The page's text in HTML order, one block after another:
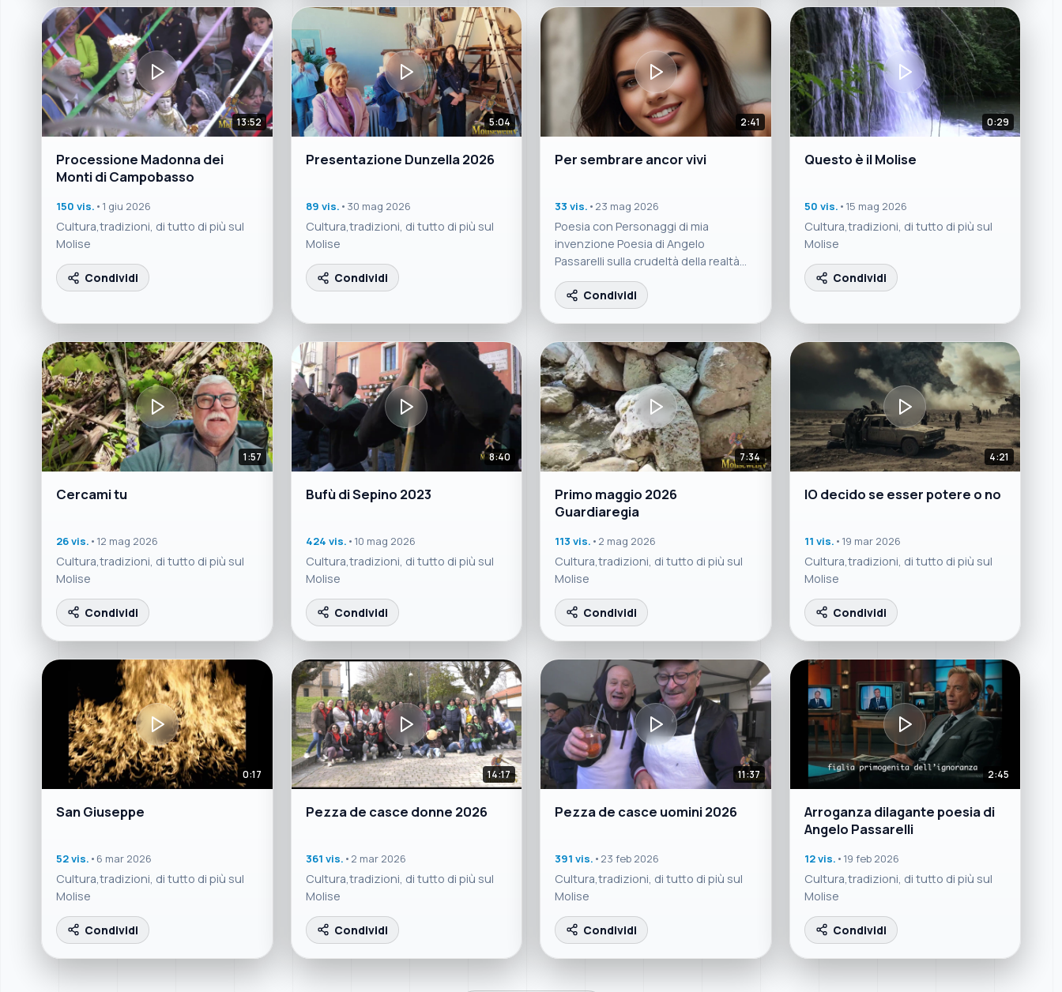
13:52
Processione Madonna dei
Monti di Campobasso
150 vis. • 1 giu 2026
Cultura,tradizioni, di tutto di più sul
Molise
Condividi
5:04
Presentazione Dunzella 2026
89 vis. • 30 mag 2026
Cultura,tradizioni, di tutto di più sul
Molise
Condividi
2:41
Per sembrare ancor vivi
33 vis. • 23 mag 2026
Poesia con Personaggi di mia
invenzione Poesia di Angelo
Passarelli sulla crudeltà della realtà
attuale
Condividi
0:29
Questo è il Molise
50 vis. • 15 mag 2026
Cultura,tradizioni, di tutto di più sul
Molise
Condividi
1:57
Cercami tu
26 vis. • 12 mag 2026
Cultura,tradizioni, di tutto di più sul
Molise
Condividi
8:40
Bufù di Sepino 2023
424 vis. • 10 mag 2026
Cultura,tradizioni, di tutto di più sul
Molise
Condividi
7:34
Primo maggio 2026
Guardiaregia
113 vis. • 2 mag 2026
Cultura,tradizioni, di tutto di più sul
Molise
Condividi
4:21
IO decido se esser potere o no
11 vis. • 19 mar 2026
Cultura,tradizioni, di tutto di più sul
Molise
Condividi
0:17
San Giuseppe
52 vis. • 6 mar 2026
Cultura,tradizioni, di tutto di più sul
Molise
Condividi
14:17
Pezza de casce donne 2026
361 vis. • 2 mar 2026
Cultura,tradizioni, di tutto di più sul
Molise
Condividi
11:37
Pezza de casce uomini 2026
391 vis. • 23 feb 2026
Cultura,tradizioni, di tutto di più sul
Molise
Condividi
2:45
Arroganza dilagante poesia di
Angelo Passarelli
12 vis. • 19 feb 2026
Cultura,tradizioni, di tutto di più sul
Molise
Condividi